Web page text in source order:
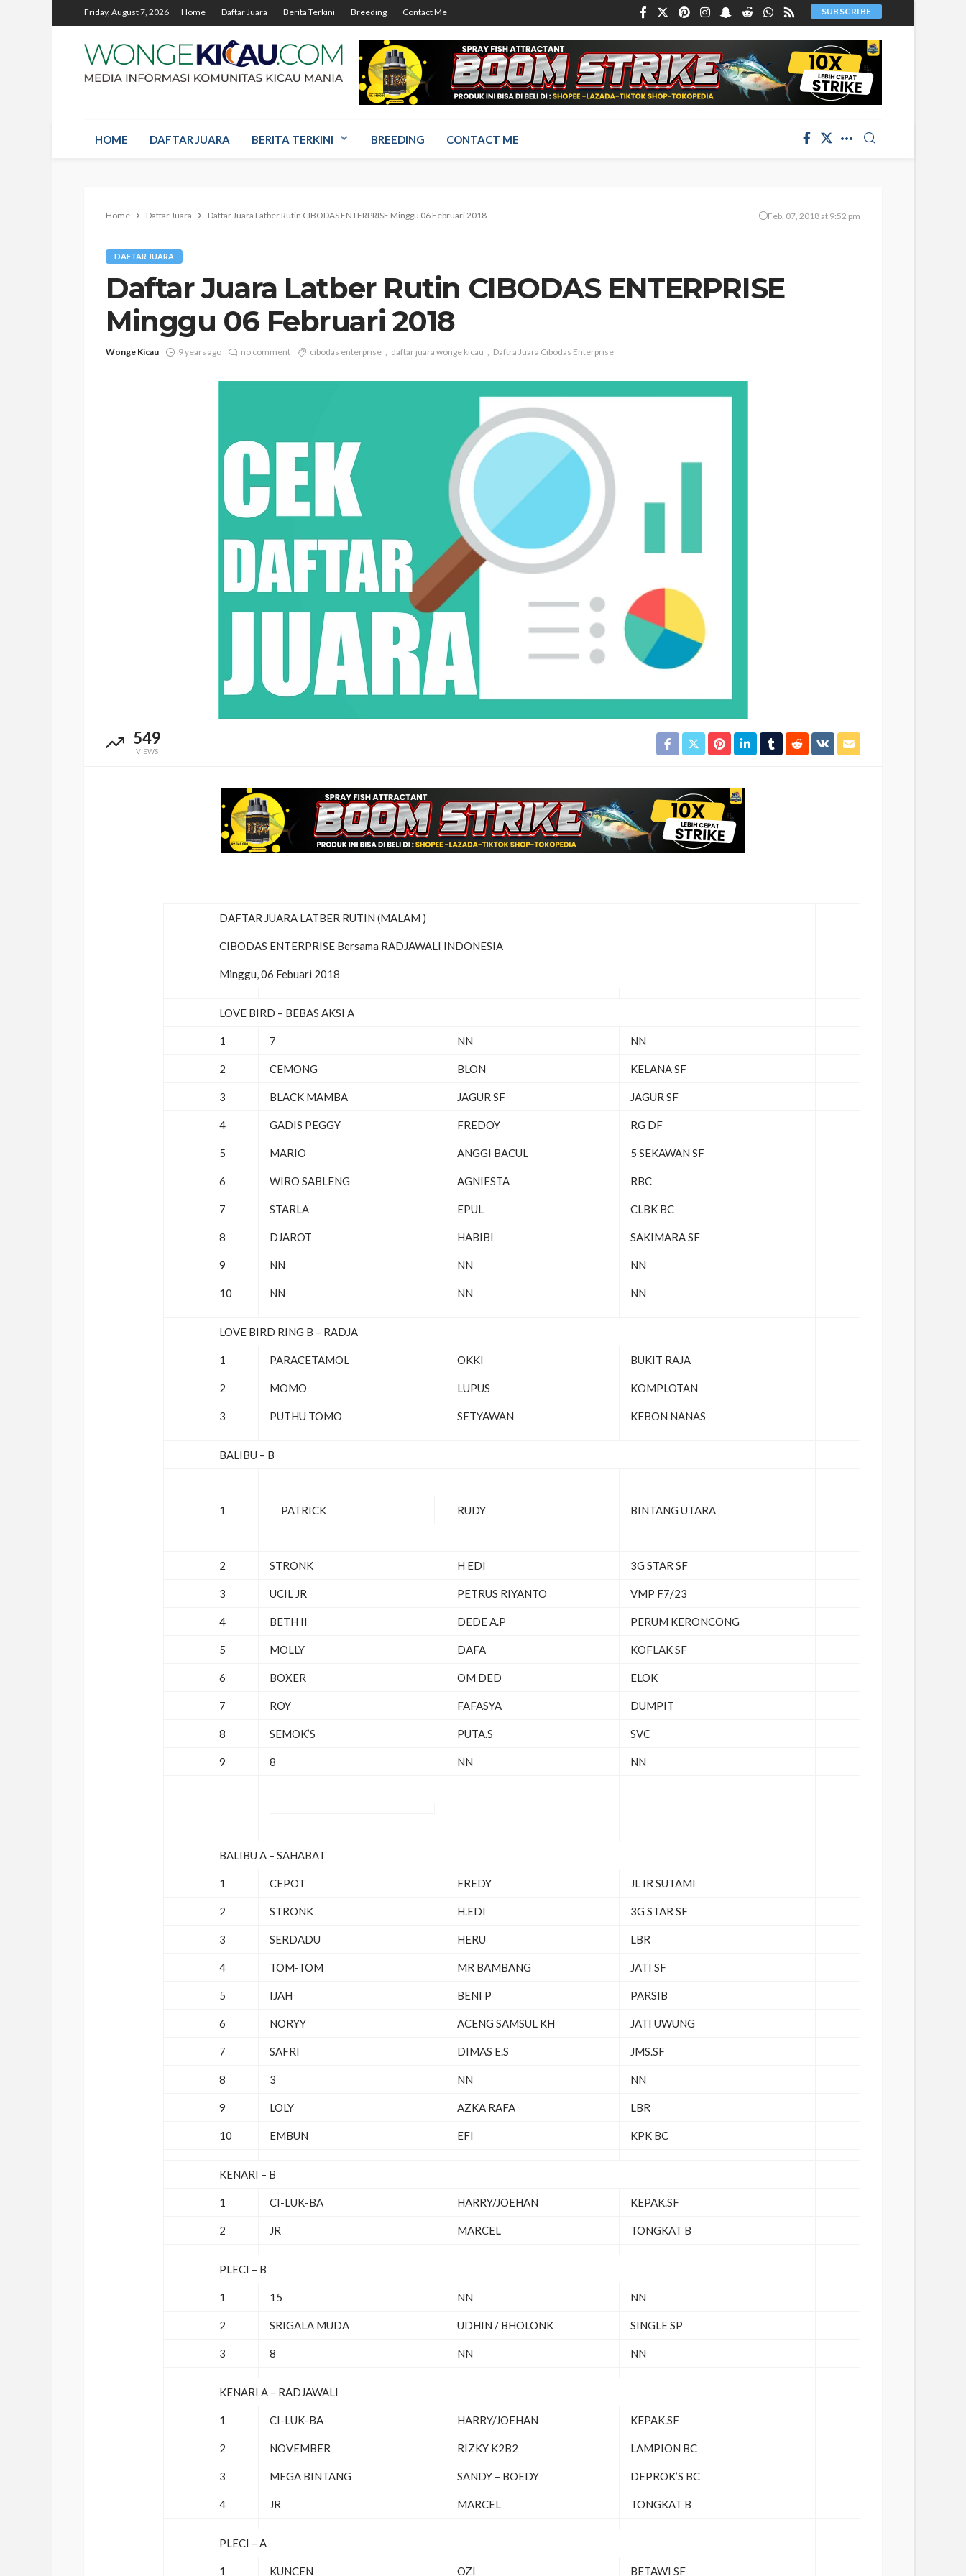
Friday, August 7, 2026 Home Daftar Juara Berita Terkini Breeding Contact Me SUBSCRIBE
HOME DAFTAR JUARA BERITA TERKINI BREEDING CONTACT ME
Home Daftar Juara Daftar Juara Latber Rutin CIBODAS ENTERPRISE Minggu 06 Februari 2018 Feb. 07, 2018 at 9:52 pm
DAFTAR JUARA
Daftar Juara Latber Rutin CIBODAS ENTERPRISE
Minggu 06 Februari 2018
Wonge Kicau 9 years ago no comment cibodas enterprise daftar juara wonge kicau Daftra Juara Cibodas Enterprise
549
VIEWS
DAFTAR JUARA LATBER RUTIN (MALAM )
CIBODAS ENTERPRISE Bersama RADJAWALI INDONESIA
Minggu, 06 Febuari 2018
LOVE BIRD – BEBAS AKSI A
1 7 NN NN
2 CEMONG BLON KELANA SF
3 BLACK MAMBA JAGUR SF JAGUR SF
4 GADIS PEGGY FREDOY RG DF
5 MARIO ANGGI BACUL 5 SEKAWAN SF
6 WIRO SABLENG AGNIESTA RBC
7 STARLA EPUL CLBK BC
8 DJAROT HABIBI SAKIMARA SF
9 NN NN NN
10 NN NN NN
LOVE BIRD RING B – RADJA
1 PARACETAMOL OKKI BUKIT RAJA
2 MOMO LUPUS KOMPLOTAN
3 PUTHU TOMO SETYAWAN KEBON NANAS
BALIBU – B
1 PATRICK RUDY BINTANG UTARA
2 STRONK H EDI 3G STAR SF
3 UCIL JR PETRUS RIYANTO VMP F7/23
4 BETH II DEDE A.P PERUM KERONCONG
5 MOLLY DAFA KOFLAK SF
6 BOXER OM DED ELOK
7 ROY FAFASYA DUMPIT
8 SEMOK’S PUTA.S SVC
9 8 NN NN
BALIBU A – SAHABAT
1 CEPOT FREDY JL IR SUTAMI
2 STRONK H.EDI 3G STAR SF
3 SERDADU HERU LBR
4 TOM-TOM MR BAMBANG JATI SF
5 IJAH BENI P PARSIB
6 NORYY ACENG SAMSUL KH JATI UWUNG
7 SAFRI DIMAS E.S JMS.SF
8 3 NN NN
9 LOLY AZKA RAFA LBR
10 EMBUN EFI KPK BC
KENARI – B
1 CI-LUK-BA HARRY/JOEHAN KEPAK.SF
2 JR MARCEL TONGKAT B
PLECI – B
1 15 NN NN
2 SRIGALA MUDA UDHIN / BHOLONK SINGLE SP
3 8 NN NN
KENARI A – RADJAWALI
1 CI-LUK-BA HARRY/JOEHAN KEPAK.SF
2 NOVEMBER RIZKY K2B2 LAMPION BC
3 MEGA BINTANG SANDY – BOEDY DEPROK’S BC
4 JR MARCEL TONGKAT B
PLECI – A
1 KUNCEN OZI BETAWI SF